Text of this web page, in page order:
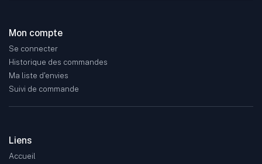
Mon compte
Se connecter
Historique des commandes
Ma liste d'envies
Suivi de commande
Liens
Accueil